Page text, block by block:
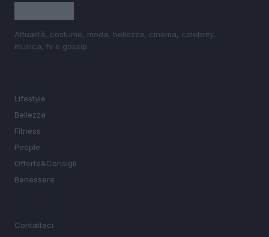
Attualità, costume, moda, bellezza, cinema, celebrity,
musica, tv e gossip.
Lifestyle
Bellezza
Fitness
People
Offerte&Consigli
Benessere
Contattaci